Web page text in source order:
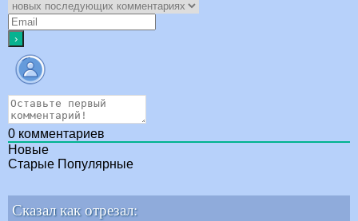
0 комментариев
Новые
Старые Популярные
Сказал как отрезал: